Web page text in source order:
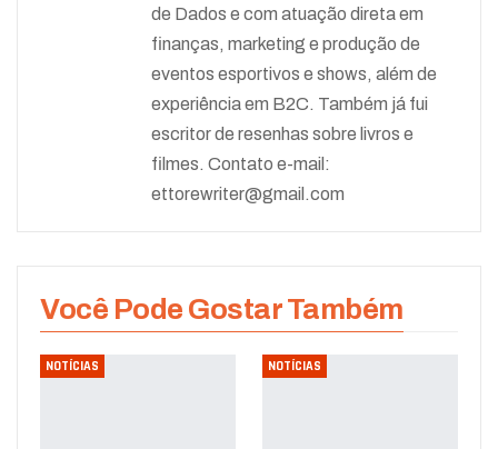
de Dados e com atuação direta em
finanças, marketing e produção de
eventos esportivos e shows, além de
experiência em B2C. Também já fui
escritor de resenhas sobre livros e
filmes. Contato e-mail:
ettorewriter@gmail.com
Você Pode Gostar Também
NOTÍCIAS NOTÍCIAS